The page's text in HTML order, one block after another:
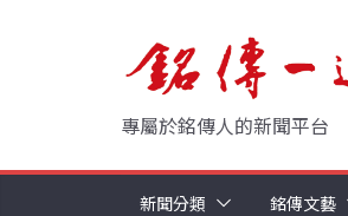
專屬於銘傳人的新聞平台
新聞分類 銘傳文藝